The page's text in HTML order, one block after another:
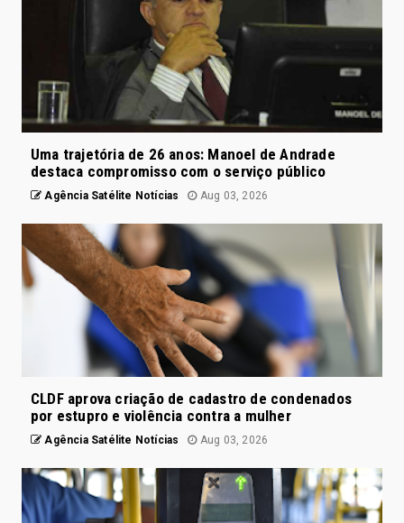
Uma trajetória de 26 anos: Manoel de Andrade
destaca compromisso com o serviço público
Agência Satélite Notícias Aug 03, 2026
CLDF aprova criação de cadastro de condenados
por estupro e violência contra a mulher
Agência Satélite Notícias Aug 03, 2026